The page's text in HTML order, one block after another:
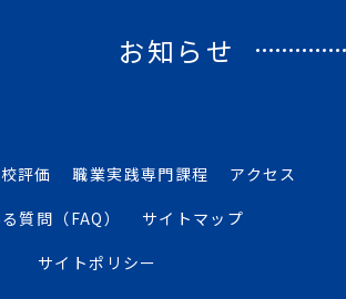
お知らせ
評価 職業実践専門課程
アクセス
質問（FAQ）
サイトマップ
サイトポリシー